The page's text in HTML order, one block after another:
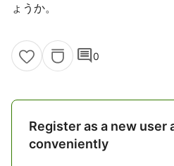
ょうか。
comment0
Register as a new user
conveniently